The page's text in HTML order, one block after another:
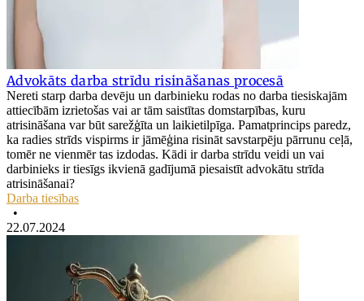
Advokāts darba strīdu risināšanas procesā
Nereti starp darba devēju un darbinieku rodas no darba tiesiskajām
attiecībām izrietošas vai ar tām saistītas domstarpības, kuru
atrisināšana var būt sarežģīta un laikietilpīga. Pamatprincips paredz,
ka radies strīds vispirms ir jāmēģina risināt savstarpēju pārrunu ceļā,
tomēr ne vienmēr tas izdodas. Kādi ir darba strīdu veidi un vai
darbinieks ir tiesīgs ikvienā gadījumā piesaistīt advokātu strīda
atrisināšanai?
Darba tiesības
•
22.07.2024